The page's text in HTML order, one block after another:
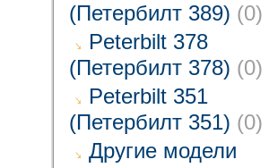
(Петербилт 389) (0)
Peterbilt 378
(Петербилт 378) (0)
Peterbilt 351
(Петербилт 351) (0)
Другие модели